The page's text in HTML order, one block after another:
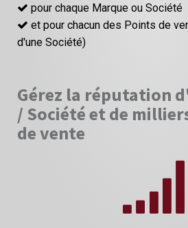
pour chaque Marque ou Société
et pour chacun des Points de
d'une Société)
Gérez la réputation
/ Société et de
de vente